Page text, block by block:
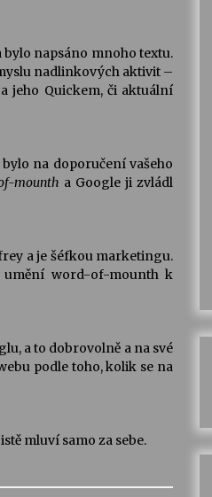
napsáno mnoho textu.
nadlinkových aktivit –
jeho Quickem, či aktuální
na doporučení vašeho
mounth a Google ji zvládl
a je šéfkou marketingu.
umění word-of-mounth k
a to dobrovolně a na své
podle toho, kolik se na
mluví samo za sebe.